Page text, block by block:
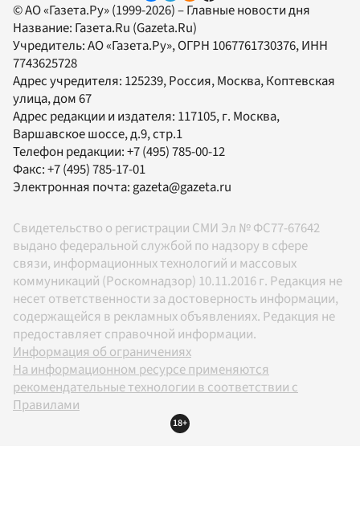
© АО «Газета.Ру» (1999-2026) – Главные новости дня
Название: Газета.Ru (Gazeta.Ru)
Учредитель:АО «Газета.Ру», ОГРН 1067761730376, ИНН
7743625728
Адрес учредителя: 125239, Россия, Москва, Коптевская
улица, дом 67
Адрес редакции и издателя: 117105, г. Москва,
Варшавское шоссе, д.9, стр.1
Телефон редакции:+7 (495) 785-00-12
Факс:+7 (495) 785-17-01
Электронная почта:gazeta@gazeta.ru
Свидетельство о регистрации СМИ Эл № ФС77-67642
выдано федеральной службой по надзору в сфере
связи, информационных технологий и массовых
коммуникаций (Роскомнадзор) 10.11.2016 г. Редакция не
несет ответственности за достоверность информации,
содержащейся в рекламных объявлениях. Редакция не
предоставляет справочной информации.
Информация об ограничениях
На информационном ресурсе применяются
рекомендательные технологии в соответствии с
Правилами
18+